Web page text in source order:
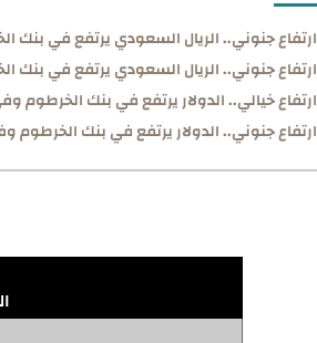
ارتفاع جنوني.. الريال السعودي يرتفع في بنك الخرطوم
ارتفاع جنوني.. الريال السعودي يرتفع في بنك
ارتفاع خيالي.. الدولار يرتفع في بنك الخرطوم وفي السوق
ارتفاع جنوني.. الدولار يرتفع في بنك الخرطوم وفي السوق